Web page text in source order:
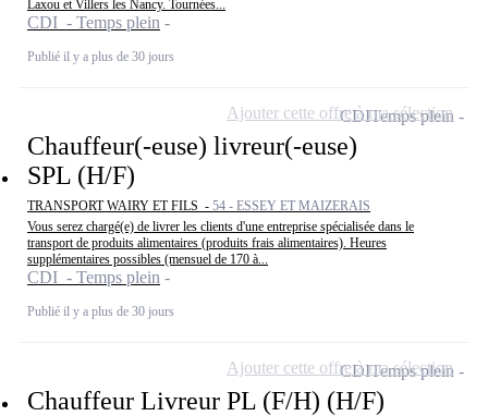
Laxou et Villers les Nancy. Tournées...
CDI - Temps plein
Publié il y a plus de 30 jours
Chauffeur(-euse) livreur(-euse)
SPL (H/F)
TRANSPORT WAIRY ET FILS - 54 - ESSEY ET MAIZERAIS
Vous serez chargé(e) de livrer les clients d'une entreprise spécialisée dans le
transport de produits alimentaires (produits frais alimentaires). Heures
supplémentaires possibles (mensuel de 170 à...
CDI - Temps plein
Publié il y a plus de 30 jours
CDITemps plein
Ajouter cette offre à ma sélection
Chauffeur Livreur PL (F/H) (H/F)
CDITemps plein
Ajouter cette offre à ma sélection